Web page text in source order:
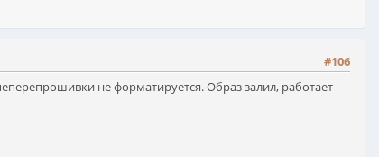
#106
не форматируется. Образ залил, работает